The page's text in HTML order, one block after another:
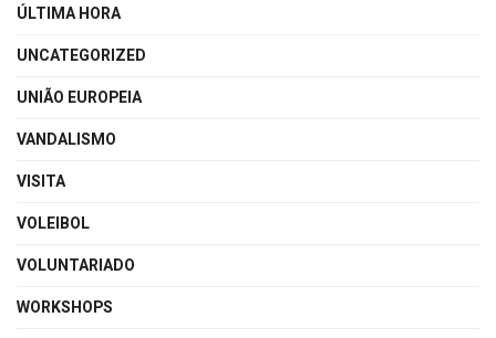
ÚLTIMA HORA
UNCATEGORIZED
UNIÃO EUROPEIA
VANDALISMO
VISITA
VOLEIBOL
VOLUNTARIADO
WORKSHOPS